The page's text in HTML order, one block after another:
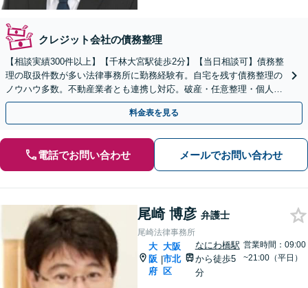
クレジット会社の債務整理
【相談実績300件以上】【千林大宮駅徒歩2分】【当日相談可】債務整
理の取扱件数が多い法律事務所に勤務経験有。自宅を残す債務整理の
ノウハウ多数。不動産業者とも連携し対応。破産・任意整理・個人再
生なら私にお任せください。法人破産にも対応。
料金表を見る
電話でお問い合わせ メールでお問い合わせ
尾崎 博彦 弁護士
尾崎法律事務所
大
阪
府
|
大阪
市北
区
なにわ橋駅
から徒歩5
分
営業時間：09:00
~21:00（平日）